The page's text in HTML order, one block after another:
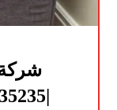
|0528935235| ارخص الاسعار